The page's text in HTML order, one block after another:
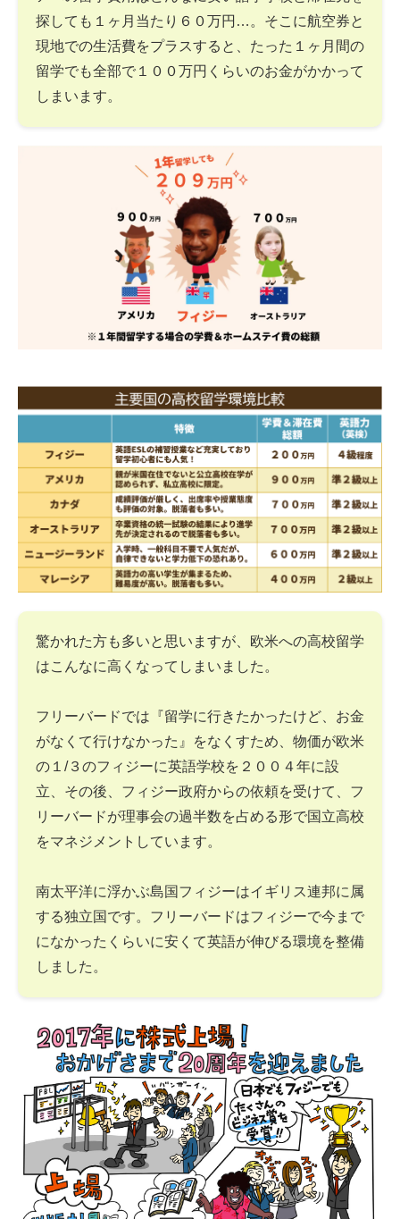
探しても１ヶ月当たり６０万円…。そこに航空券と
現地での生活費をプラスすると、たった１ヶ月間の
留学でも全部で１００万円くらいのお金がかかって
しまいます。
驚かれた方も多いと思いますが、欧米への高校留学
はこんなに高くなってしまいました。
フリーバードでは『留学に行きたかったけど、お金
がなくて行けなかった』をなくすため、物価が欧米
の１/３のフィジーに英語学校を２００４年に設
立、その後、フィジー政府からの依頼を受けて、フ
リーバードが理事会の過半数を占める形で国立高校
をマネジメントしています。
南太平洋に浮かぶ島国フィジーはイギリス連邦に属
する独立国です。フリーバードはフィジーで今まで
になかったくらいに安くて英語が伸びる環境を整備
しました。